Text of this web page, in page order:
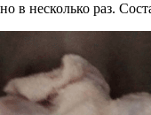
в несколько раз.